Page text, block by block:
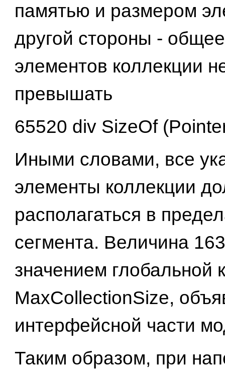
памятью и размером
другой стороны -
элементов коллекции
превышать
65520 div SizeOf
Иными словами, все
элементы коллекции
располагаться в
сегмента. Величина
значением глобальной
MaxCollectionSize,
интерфейсной части
Таким образом, при